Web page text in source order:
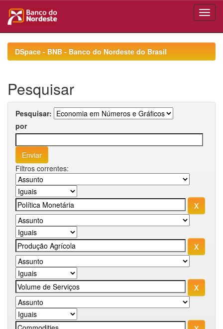
navigationDSpace - BNB - Banco do Nordeste do Brasil
Pesquisar
Pesquisar:
por
Filtros correntes: